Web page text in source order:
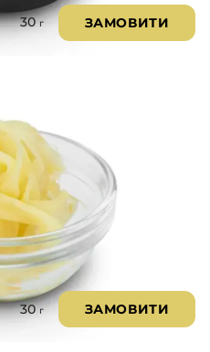
30г ЗАМОВИТИ
30г ЗАМОВИТИ